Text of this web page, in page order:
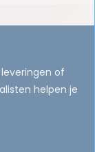
of
helpen je